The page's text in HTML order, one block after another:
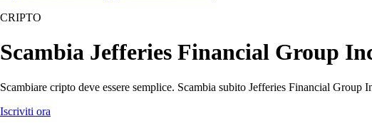
CRIPTO
Scambia Jefferies Financial Group
Scambiare cripto deve essere semplice. Scambia subito Jefferies Financial
Iscriviti ora